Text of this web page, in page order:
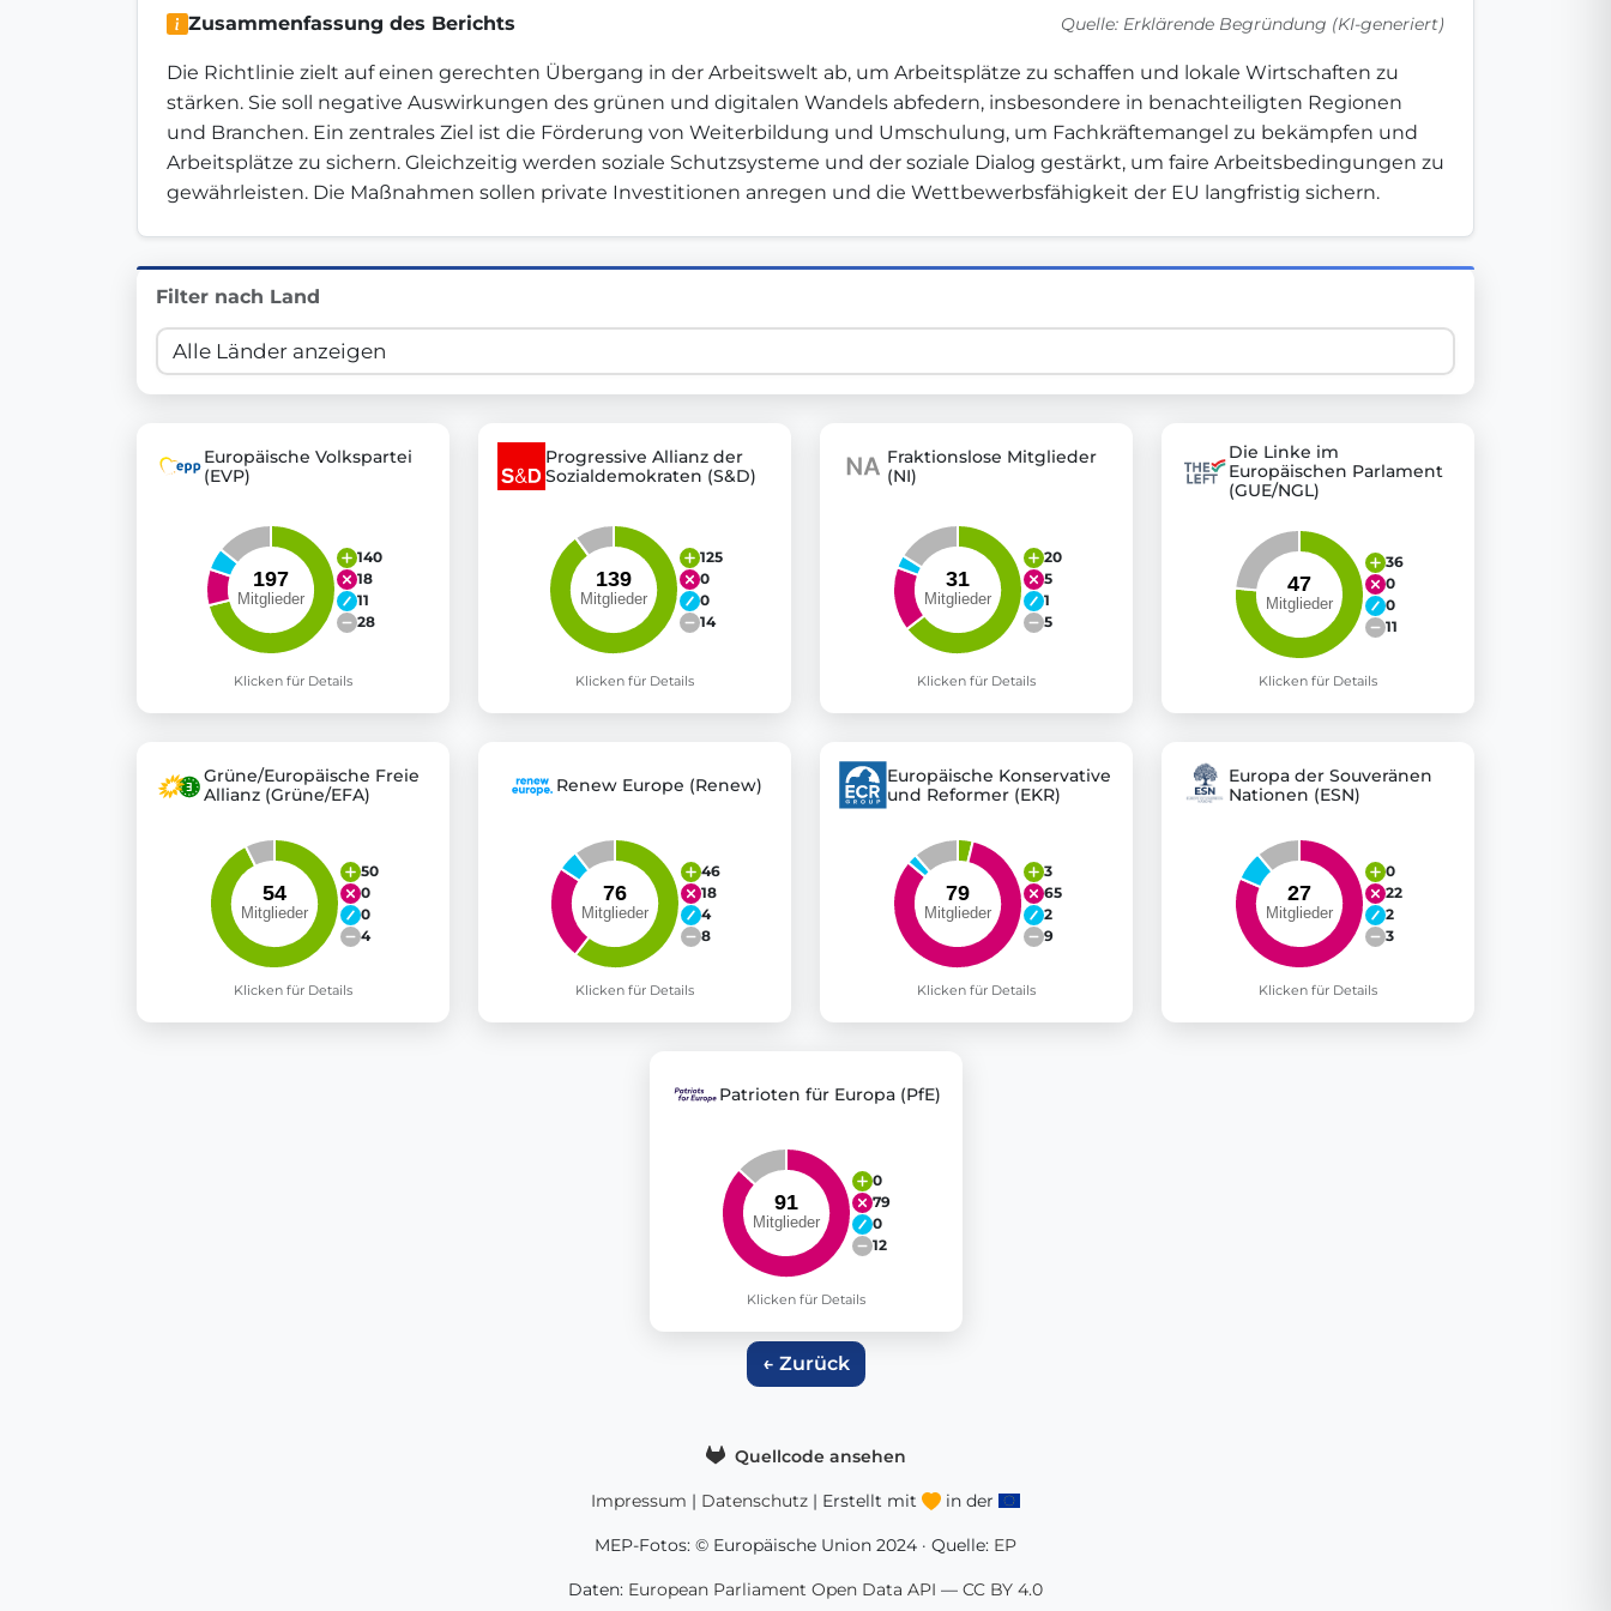
Innovation in Transparency
Check Some Votes (CSV) , one of Germany's most advanced transparency platforms, which lets citizens explore thousands of EU Parliament votes in a clear
Get Involved
Become a member:Join us to advance digital democracy and transparency in Germany and Europe.
Zusammenfassung des Berichts Quelle: Erklärende Begründung (KI-generiert)
Die Richtlinie zielt auf einen gerechten Übergang in der Arbeitswelt ab, um Arbeitsplätze zu schaffen und lokale Wirtschaften zu
stärken. Sie soll negative Auswirkungen des grünen und digitalen Wandels abfedern, insbesondere in benachteiligten Regionen
und Branchen. Ein zentrales Ziel ist die Förderung von Weiterbildung und Umschulung, um Fachkräftemangel zu bekämpfen und
Arbeitsplätze zu sichern. Gleichzeitig werden soziale Schutzsysteme und der soziale Dialog gestärkt, um faire Arbeitsbedingungen zu
gewährleisten. Die Maßnahmen sollen private Investitionen anregen und die Wettbewerbsfähigkeit der EU langfristig sichern.
Filter nach Land
Europäische Volkspartei
(EVP)
140
18
11
28
Klicken für Details
Progressive Allianz der
Sozialdemokraten (S&D)
125
0
0
14
Klicken für Details
Fraktionslose Mitglieder
(NI)
20
5
1
5
Klicken für Details
Die Linke im
Europäischen Parlament
(GUE/NGL)
36
0
0
11
Klicken für Details
Grüne/Europäische Freie
Allianz (Grüne/EFA)
50
0
0
4
Klicken für Details
Renew Europe (Renew)
46
18
4
8
Klicken für Details
Europäische Konservative
und Reformer (EKR)
3
65
2
9
Klicken für Details
Europa der Souveränen
Nationen (ESN)
0
22
2
3
Klicken für Details
Patrioten für Europa (PfE)
0
79
0
12
Klicken für Details
← Zurück
Quellcode ansehen
Impressum | Datenschutz | Erstellt mit in der
MEP-Fotos: © Europäische Union 2024 · Quelle: EP
Daten: European Parliament Open Data API — CC BY 4.0